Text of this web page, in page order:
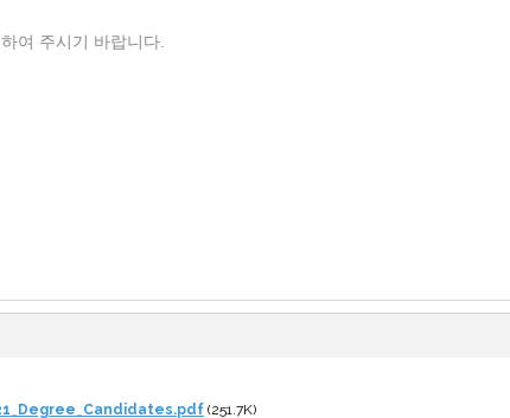
여 주시기 바랍니다.
(251.7K)